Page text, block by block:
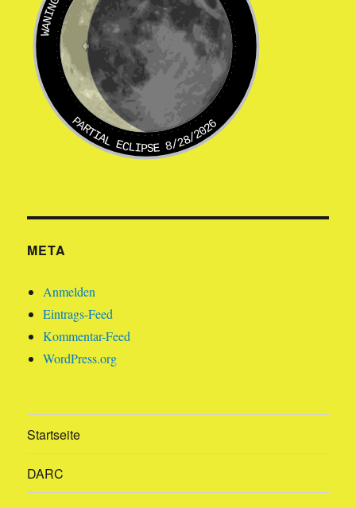
PARTIAL ECLIPSE 8/28/2026
META
Anmelden
Eintrags-Feed
Kommentar-Feed
WordPress.org
Startseite
DARC